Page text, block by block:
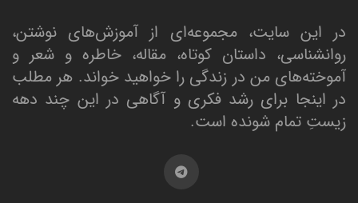
در این سایت، مجموعه‌ای از آموزش‌های نوشتن،
روانشناسی، داستان کوتاه، مقاله، خاطره و شعر و
آموخته‌های من در زندگی را خواهید خواند. هر مطلب
در اینجا برای رشد فکری و آگاهی در این چند دهه
زیستِ تمام شونده است.